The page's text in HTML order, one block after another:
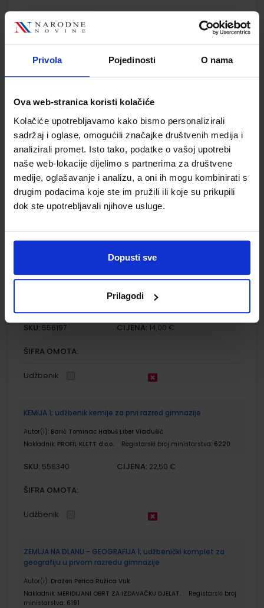
Privola Pojedinosti O nama
Ova web-stranica koristi kolačiće
Kolačiće upotrebljavamo kako bismo personalizirali
sadržaj i oglase, omogućili značajke društvenih medija i
analizirali promet. Isto tako, podatke o vašoj upotrebi
naše web-lokacije dijelimo s partnerima za društvene
medije, oglašavanje i analizu, a oni ih mogu kombinirati s
drugim podacima koje ste im pružili ili koje su prikupili
dok ste upotrebljavali njihove usluge.
Dopusti sve
Prilagodi
SKU:
ŠIFRA OMOTA:
Udžbenik
FIZIKA 1; (2 ili 3 sata nastave tjedno), udžbenik za 1. razred
Autor(i): Dubravko Horvat Dario Hrupec
Nakladnik:ELEMENT d.o.o. Registarski broj ministarstva: 6180
SKU:556336 CIJENA:29,00 €
ŠIFRA OMOTA:
KEMIJA 1; zbirka riješenih primjera i zadataka iz opće kemije 1
za učenike prvih razreda gimnazije
Autor(i):Barić Tominac Habuš Liber Vladušić
PROFIL KLETT d.o.o. Registarski broj ministarstva:
SKU: 556197 CIJENA: 14,00 €
ŠIFRA OMOTA:
Udžbenik
KEMIJA 1; udžbenik kemije za prvi razred gimnazije
Autor(i): Barić Tominac Habuš Liber Vladušić
Nakladnik: PROFIL KLETT d.o.o. Registarski broj ministarstva: 6220
SKU: 556340 CIJENA: 22,50 €
ŠIFRA OMOTA:
Udžbenik
ZEMLJA NA DLANU - GEOGRAFIJA 1; udžbenički komplet za
geografiju u prvom razredu gimnazije
Autor(i): Dražen Perica Ružica Vuk
Nakladnik: MERIDIJANI OBRT ZA IZDAVAČKU DJELAT.
Registarski broj
ministarstva: 6191